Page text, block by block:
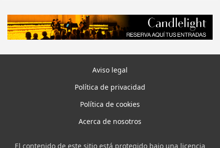
Aviso legal
Política de privacidad
Política de cookies
Acerca de nosotros
El contenido de este sitio está protegido bajo una licencia